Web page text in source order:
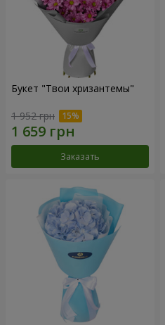
Букет "Твои хризантемы"
1 952 грн
Заказать